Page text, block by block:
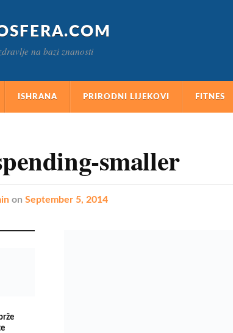
na bazi znanosti
ISHRANA PRIRODNI LIJEKOVI FITNES
smaller
on September 5, 2014